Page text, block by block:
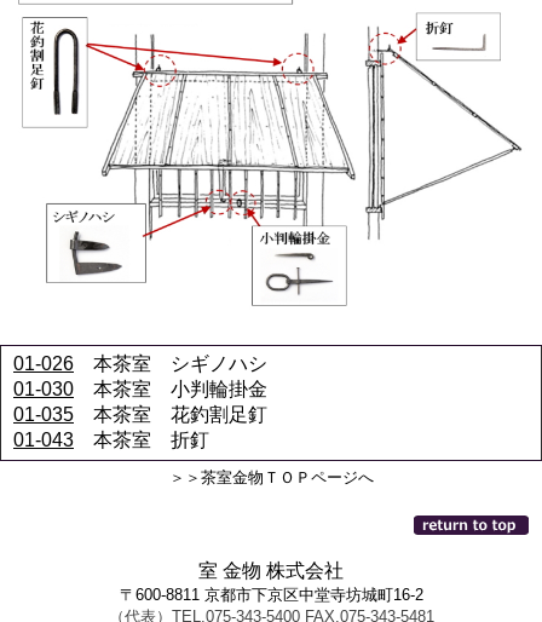
01-026 本茶室 シギノハシ
01-030 本茶室 小判輪掛金
01-035 本茶室 花釣割足釘
01-043 本茶室 折釘
＞＞茶室金物ＴＯＰページへ
室 金物 株式会社
〒600-8811 京都市下京区中堂寺坊城町16-2
（代表）TEL.075-343-5400 FAX.075-343-5481